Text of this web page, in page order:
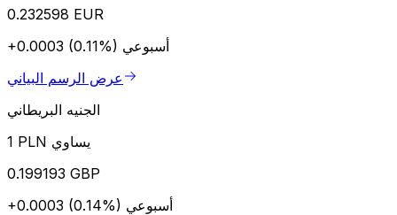
0.232598 EUR
+0.0003 (0.11%) أسبوعي
عرض الرسم البياني
الجنيه البريطاني
1 PLN يساوي
0.199193 GBP
+0.0003 (0.14%) أسبوعي